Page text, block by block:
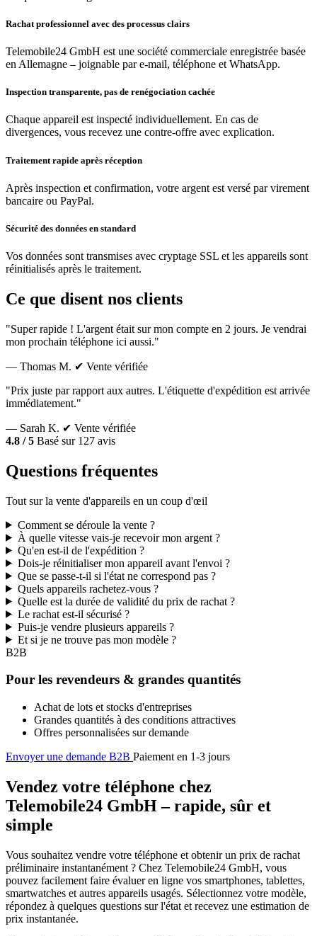
Rachat professionnel avec des processus clairs
Telemobile24 GmbH est une société commerciale enregistrée basée
en Allemagne – joignable par e-mail, téléphone et WhatsApp.
Inspection transparente, pas de renégociation cachée
Chaque appareil est inspecté individuellement. En cas de
divergences, vous recevez une contre-offre avec explication.
Traitement rapide après réception
Après inspection et confirmation, votre argent est versé par virement
bancaire ou PayPal.
Sécurité des données en standard
Vos données sont transmises avec cryptage SSL et les appareils sont
réinitialisés après le traitement.
Ce que disent nos clients
"Super rapide ! L'argent était sur mon compte en 2 jours. Je vendrai
mon prochain téléphone ici aussi."
— Thomas M. ✔ Vente vérifiée
"Prix juste par rapport aux autres. L'étiquette d'expédition est arrivée
immédiatement."
— Sarah K. ✔ Vente vérifiée
4.8 / 5 Basé sur 127 avis
Questions fréquentes
Tout sur la vente d'appareils en un coup d'œil
Comment se déroule la vente ?
À quelle vitesse vais-je recevoir mon argent ?
Qu'en est-il de l'expédition ?
Dois-je réinitialiser mon appareil avant l'envoi ?
Que se passe-t-il si l'état ne correspond pas ?
Quels appareils rachetez-vous ?
Quelle est la durée de validité du prix de rachat ?
Le rachat est-il sécurisé ?
Puis-je vendre plusieurs appareils ?
Et si je ne trouve pas mon modèle ?
B2B
Pour les revendeurs & grandes quantités
Achat de lots et stocks d'entreprises
Grandes quantités à des conditions attractives
Offres personnalisées sur demande
Envoyer une demande B2B Paiement en 1-3 jours
Vendez votre téléphone chez
Telemobile24 GmbH – rapide, sûr et
simple
Vous souhaitez vendre votre téléphone et obtenir un prix de rachat
préliminaire instantanément ? Chez Telemobile24 GmbH, vous
pouvez facilement faire évaluer en ligne vos smartphones, tablettes,
smartwatches et autres appareils usagés. Sélectionnez votre modèle,
répondez à quelques questions sur l'état et recevez une estimation de
prix instantanée.